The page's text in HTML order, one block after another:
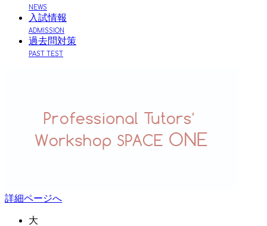
NEWS
入試情報
ADMISSION
過去問対策
PAST TEST
詳細ページへ
大